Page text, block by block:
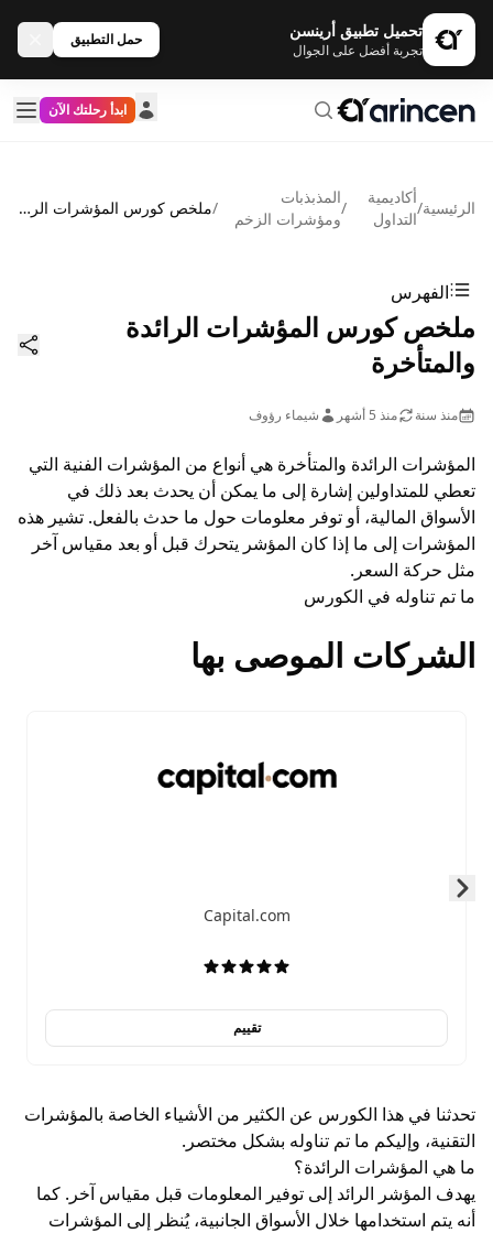
تحميل تطبيق أرينسن
تجربة أفضل على الجوال
حمل التطبيق
ابدأ رحلتك الآن
الرئيسية/
أكاديمية
التداول
/
المذبذبات
ومؤشرات الزخم
/ ملخص كورس المؤشرات الرائدة والمتأخرة
الفهرس
ملخص كورس المؤشرات الرائدة
والمتأخرة
منذ سنة منذ 5 أشهر شيماء رؤوف
المؤشرات الرائدة والمتأخرة هي أنواع من المؤشرات الفنية التي
تعطي للمتداولين إشارة إلى ما يمكن أن يحدث بعد ذلك في
الأسواق المالية، أو توفر معلومات حول ما حدث بالفعل. تشير هذه
المؤشرات إلى ما إذا كان المؤشر يتحرك قبل أو بعد مقياس آخر
مثل حركة السعر.
ما تم تناوله في الكورس
الشركات الموصى بها
Capital.com
تقييم
Skip to next slide page
تحدثنا في هذا الكورس عن الكثير من الأشياء الخاصة بالمؤشرات
التقنية، وإليكم ما تم تناوله بشكل مختصر.
ما هي المؤشرات الرائدة؟
يهدف المؤشر الرائد إلى توفير المعلومات قبل مقياس آخر. كما
أنه يتم استخدامها خلال الأسواق الجانبية، يُنظر إلى المؤشرات